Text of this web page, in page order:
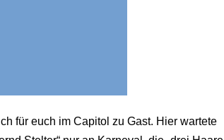
für euch im Capitol zu Gast. Hier wartete